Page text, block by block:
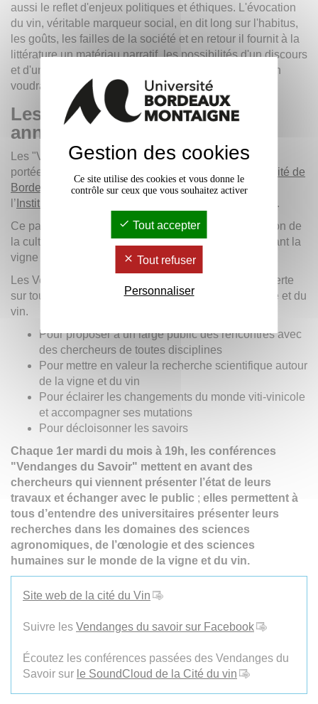
aussi le reflet d'enjeux politiques et éthiques. L'évocation
du vin, véritable marqueur social, en dit long sur l'habitus,
les goûts, les failles de la société et en retour il fournit à la
littérature un matériau narratif, les possibilités d'un discours
et d'un imaginaire particulier que cette communication
voudrait appréhender à travers quelques œuvres.
Les Vendanges du savoir, 5
année
Les "Vendanges du savoir" sont une action culturelle
portée par l’
université de
Bordeaux
etLa Cité du Vin
, sous l’impulsion de
l’ Institut des Sciences de la Vigne et du Vin
(ISVV).
Ce partenariat a pour objectif d’offrir une large diffusion de
la culture scientifique relative aux questions concernant la
vigne et le vin.
Les Vendanges du Savoir sont une porte grande ouverte
sur toute l’actualité de la recherche autour de la vigne et du
vin.
Pour proposer à un large public des rencontres avec
des chercheurs de toutes disciplines
Pour mettre en valeur la recherche scientifique autour
de la vigne et du vin
Pour éclairer les changements du monde viti-vinicole
et accompagner ses mutations
Pour décloisonner les savoirs
Chaque 1er mardi du mois à 19h, les conférences
"Vendanges du Savoir" mettent en avant des
chercheurs qui viennent présenter l’état de leurs
travaux et échanger avec le public ; elles permettent à
tous d’entendre des universitaires présenter leurs
recherches dans les domaines des sciences
agronomiques, de l’œnologie et des sciences
humaines sur le monde de la vigne et du vin.
Site web de la cité du Vin
Suivre les Vendanges du savoir sur Facebook
Écoutez les conférences passées des Vendanges du
Savoir sur le SoundCloud de la Cité du vin
Gestion des cookies
Ce site utilise des cookies et vous donne le
contrôle sur ceux que vous souhaitez activer
Tout accepter
Tout refuser
Personnaliser